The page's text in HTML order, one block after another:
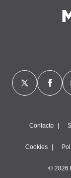
Contacto
Cookies
© 2026